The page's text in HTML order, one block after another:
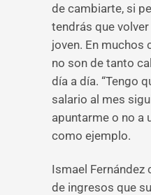
de cambiarte, si
tendrás que volver
joven. En muchos
no son de tanto
día a día. “Tengo
salario al mes
apuntarme o no a
como ejemplo.
Ismael Fernández
de ingresos que